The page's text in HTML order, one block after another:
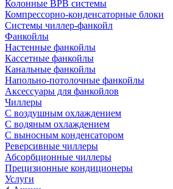
Колонные ВРВ системы
Компрессорно-конденсаторные блоки
Системы чиллер-фанкойл
Фанкойлы
Настенные фанкойлы
Кассетные фанкойлы
Канальные фанкойлы
Напольно-потолочные фанкойлы
Аксессуары для фанкойлов
Чиллеры
С воздушным охлаждением
С водяным охлаждением
С выносным конденсатором
Реверсивные чиллеры
Абсорбционные чиллеры
Прецизионные кондиционеры
Услуги